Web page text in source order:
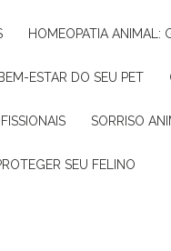
HOMEOPATIA
ESTAR DO SEU PET
SORRISO
SEU FELINO